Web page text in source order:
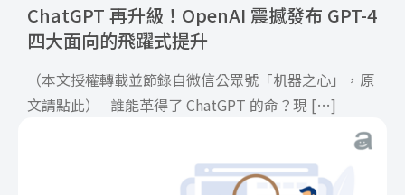
ChatGPT 再升級！OpenAI 震撼發布 GPT-4
四大面向的飛躍式提升
（本文授權轉載並節錄自微信公眾號「机器之心」，原
文請點此） 誰能革得了 ChatGPT 的命？現 […]